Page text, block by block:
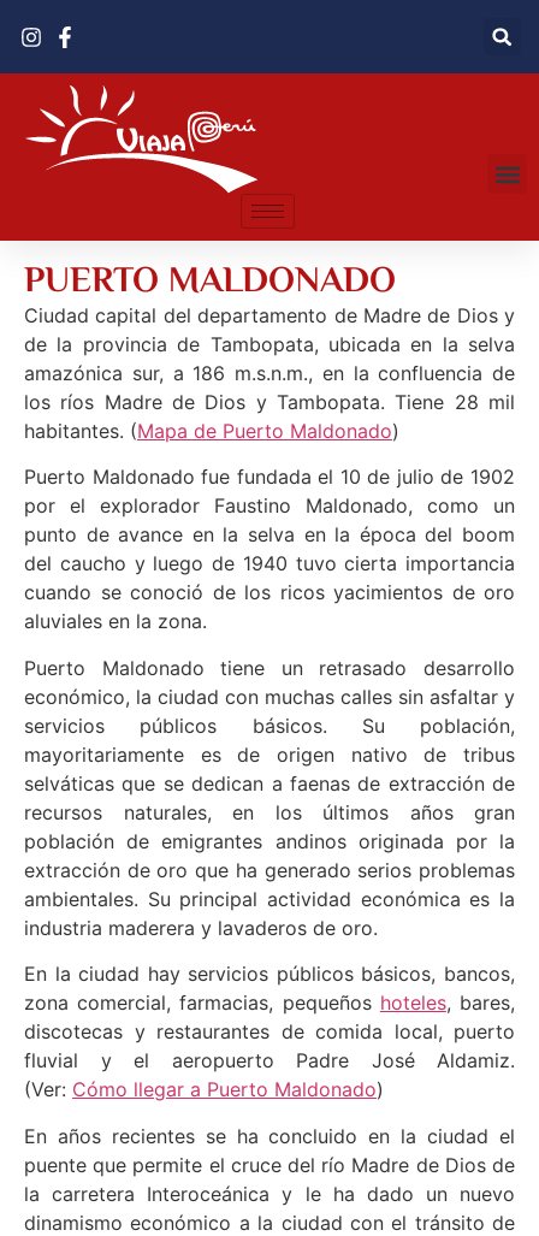
PUERTO MALDONADO
Ciudad capital del departamento de Madre de Dios y
de la provincia de Tambopata, ubicada en la selva
amazónica sur, a 186 m.s.n.m., en la confluencia de
los ríos Madre de Dios y Tambopata. Tiene 28 mil
habitantes. (Mapa de Puerto Maldonado)
Puerto Maldonado fue fundada el 10 de julio de 1902
por el explorador Faustino Maldonado, como un
punto de avance en la selva en la época del boom
del caucho y luego de 1940 tuvo cierta importancia
cuando se conoció de los ricos yacimientos de oro
aluviales en la zona.
Puerto Maldonado tiene un retrasado desarrollo
económico, la ciudad con muchas calles sin asfaltar y
servicios públicos básicos. Su población,
mayoritariamente es de origen nativo de tribus
selváticas que se dedican a faenas de extracción de
recursos naturales, en los últimos años gran
población de emigrantes andinos originada por la
extracción de oro que ha generado serios problemas
ambientales. Su principal actividad económica es la
industria maderera y lavaderos de oro.
En la ciudad hay servicios públicos básicos, bancos,
zona comercial, farmacias, pequeños hoteles, bares,
discotecas y restaurantes de comida local, puerto
fluvial y el aeropuerto Padre José Aldamiz.
(Ver: Cómo llegar a Puerto Maldonado)
En años recientes se ha concluido en la ciudad el
puente que permite el cruce del río Madre de Dios de
la carretera Interoceánica y le ha dado un nuevo
dinamismo económico a la ciudad con el tránsito de